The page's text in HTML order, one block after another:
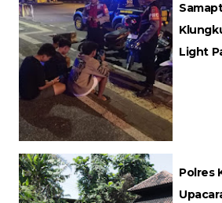
Light
Polres